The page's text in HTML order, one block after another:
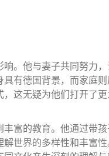
。他与妻子共同努力
有德国背景，而家庭
这无疑为他们打开了更
富的教育。他通过带孩
世界的多样性和丰富